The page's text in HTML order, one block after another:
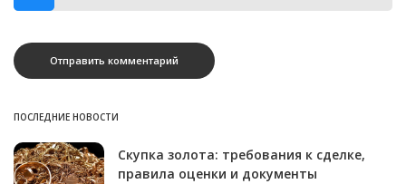
ПОСЛЕДНИЕ НОВОСТИ
Скупка золота: требования к сделке,
правила оценки и документы